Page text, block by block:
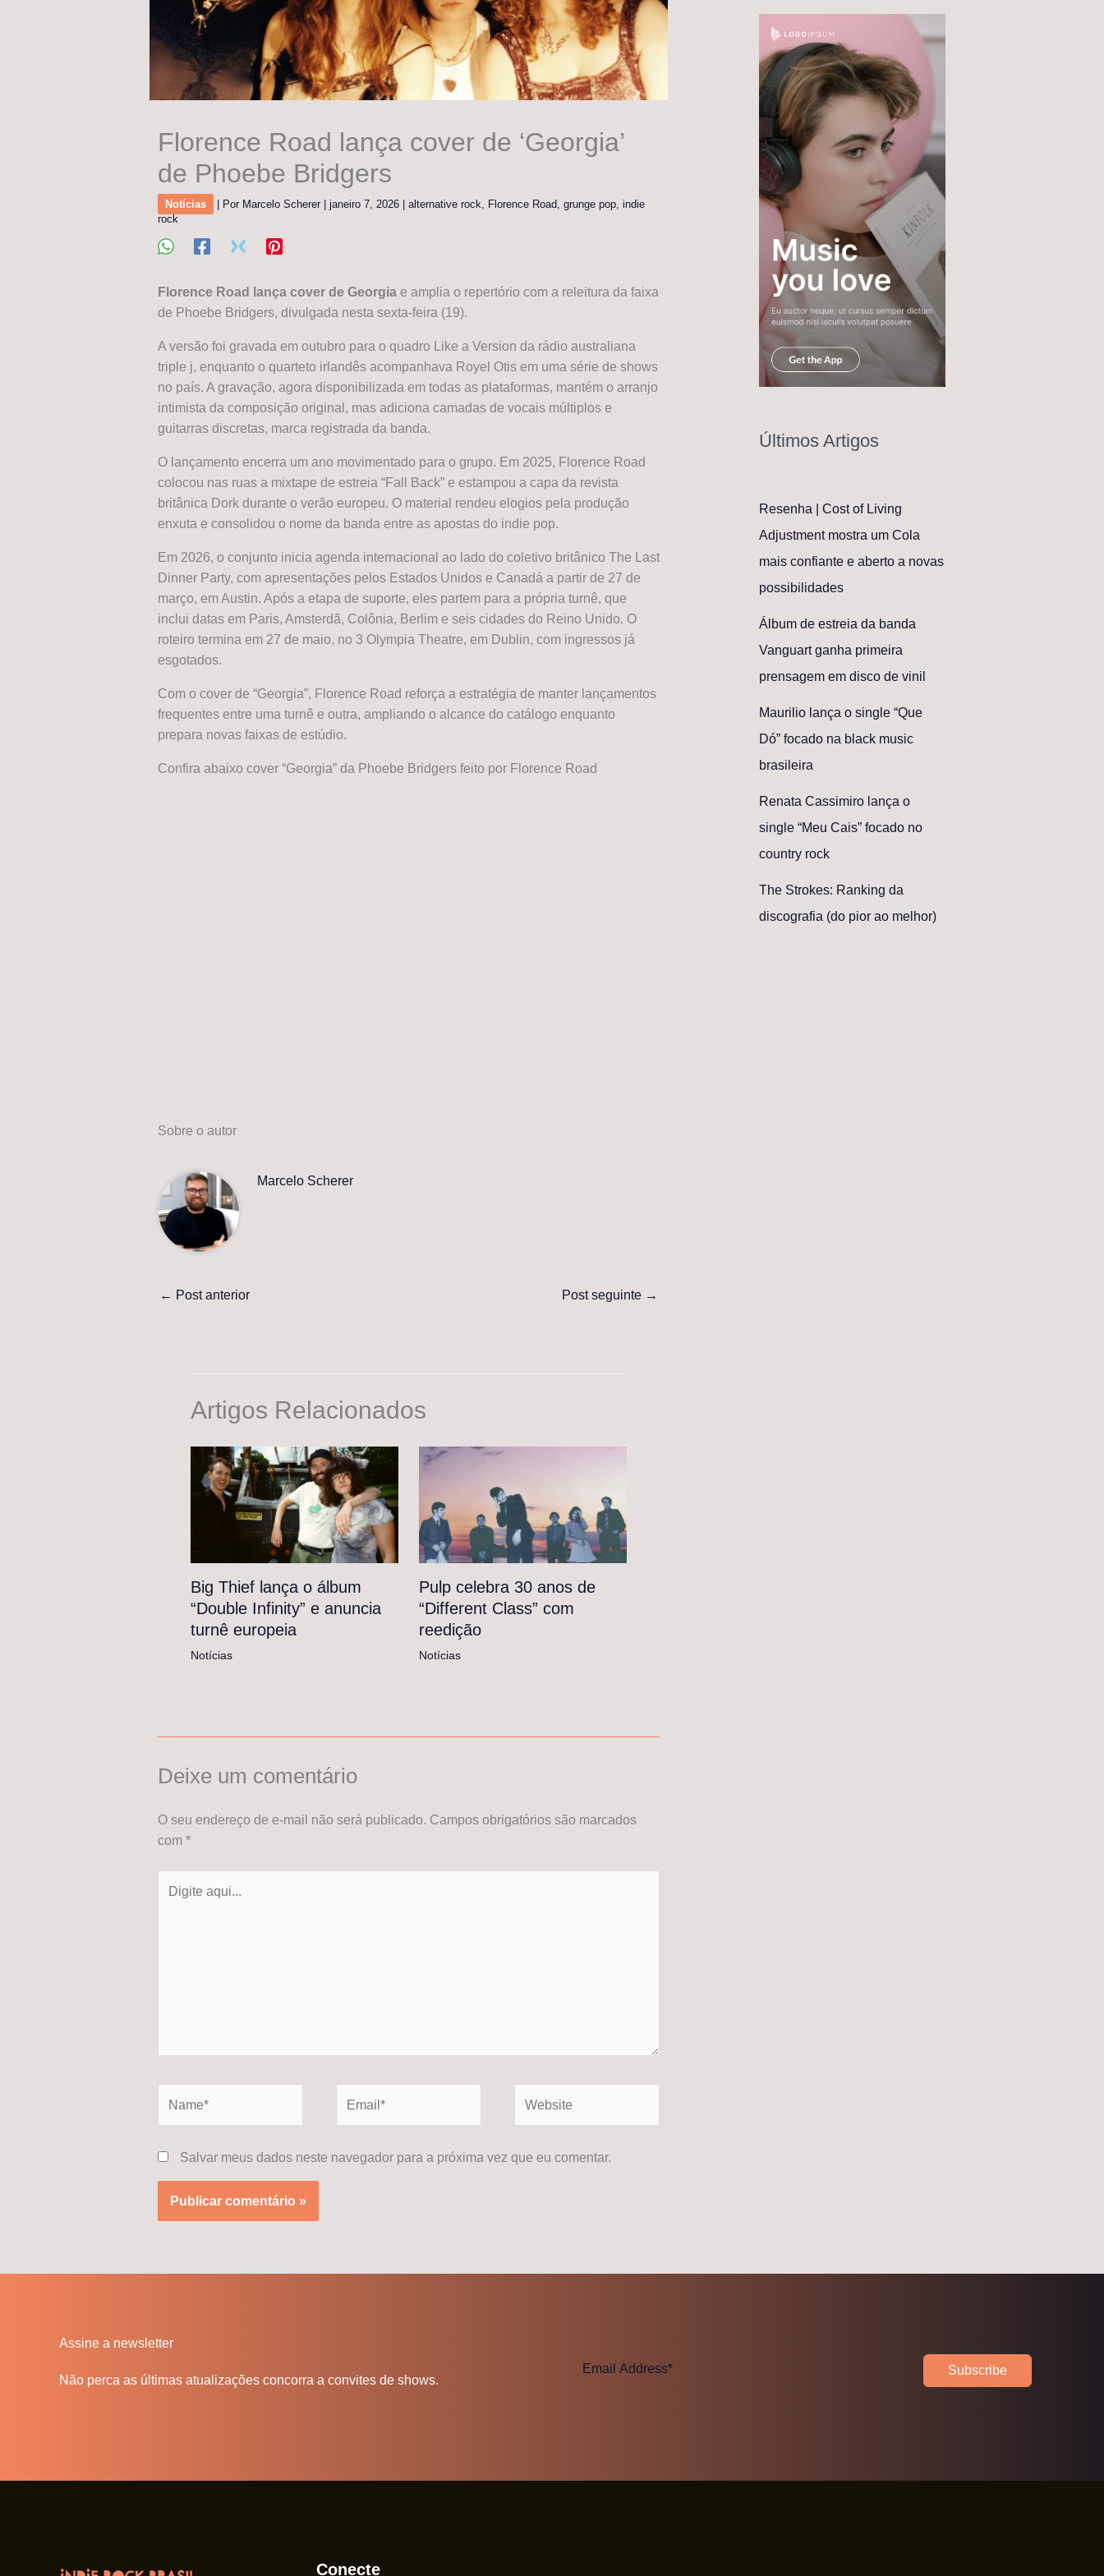
Florence Road lança cover de ‘Georgia’
de Phoebe Bridgers
Notícias | Por Marcelo Scherer janeiro 7, 2026 alternative rock Florence Road grunge pop indie
rock
Florence Road lança cover de Georgia e amplia o repertório com a releitura da faixa
de Phoebe Bridgers, divulgada nesta sexta-feira (19).
A versão foi gravada em outubro para o quadro Like a Version da rádio australiana
triple j, enquanto o quarteto irlandês acompanhava Royel Otis em uma série de shows
no país. A gravação, agora disponibilizada em todas as plataformas, mantém o arranjo
intimista da composição original, mas adiciona camadas de vocais múltiplos e
guitarras discretas, marca registrada da banda.
O lançamento encerra um ano movimentado para o grupo. Em 2025, Florence Road
colocou nas ruas a mixtape de estreia “Fall Back” e estampou a capa da revista
britânica Dork durante o verão europeu. O material rendeu elogios pela produção
enxuta e consolidou o nome da banda entre as apostas do indie pop.
Em 2026, o conjunto inicia agenda internacional ao lado do coletivo britânico The Last
Dinner Party, com apresentações pelos Estados Unidos e Canadá a partir de 27 de
março, em Austin. Após a etapa de suporte, eles partem para a própria turnê, que
inclui datas em Paris, Amsterdã, Colônia, Berlim e seis cidades do Reino Unido. O
roteiro termina em 27 de maio, no 3 Olympia Theatre, em Dublin, com ingressos já
esgotados.
Com o cover de “Georgia”, Florence Road reforça a estratégia de manter lançamentos
frequentes entre uma turnê e outra, ampliando o alcance do catálogo enquanto
prepara novas faixas de estúdio.
Confira abaixo cover “Georgia” da Phoebe Bridgers feito por Florence Road
Sobre o autor
Marcelo Scherer
← Post anterior Post seguinte →
Artigos Relacionados
Big Thief lança o álbum
“Double Infinity” e anuncia
turnê europeia
Notícias
Pulp celebra 30 anos de
“Different Class” com
reedição
Notícias
Deixe um comentário
O seu endereço de e-mail não será publicado. Campos obrigatórios são marcados
com *
aqui...
Salvar meus dados neste navegador para a próxima vez que eu comentar.
Últimos Artigos
Resenha | Cost of Living
Adjustment mostra um Cola
mais confiante e aberto a novas
possibilidades
Álbum de estreia da banda
Vanguart ganha primeira
prensagem em disco de vinil
Maurilio lança o single “Que
Dó” focado na black music
brasileira
Renata Cassimiro lança o
single “Meu Cais” focado no
country rock
The Strokes: Ranking da
discografia (do pior ao melhor)
Assine a newsletter
Não perca as últimas atualizações concorra a convites de shows.
Subscribe
Conecte